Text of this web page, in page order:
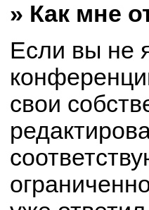
» Как мне
Если вы не
свои